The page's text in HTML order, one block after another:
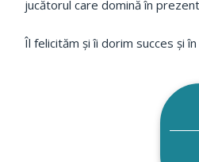
jucătorul care domină în
Îl felicităm și îi dorim succes și